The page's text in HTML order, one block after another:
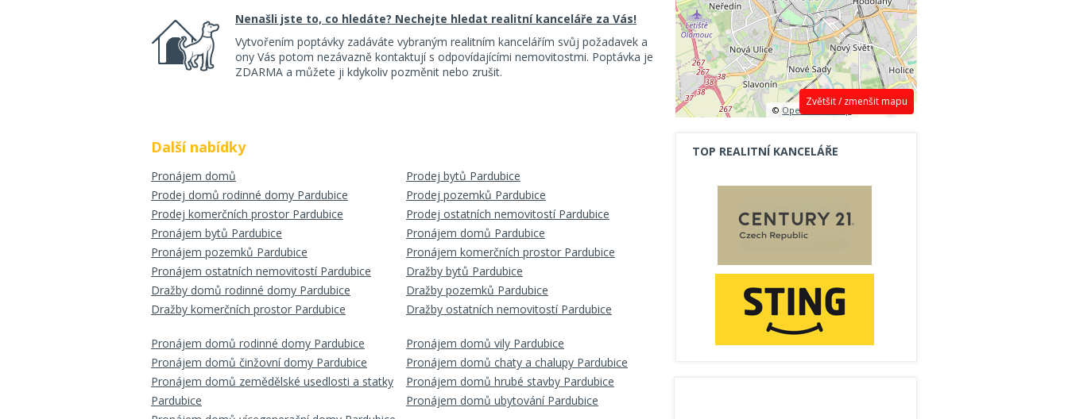
Nenašli jste to, co hledáte? Nechejte hledat realitní kanceláře za Vás!
Vytvořením poptávky zadáváte vybraným realitním kancelářím svůj požadavek a
ony Vás potom nezávazně kontaktují s odpovídajícími nemovitostmi. Poptávka je
ZDARMA a můžete ji kdykoliv pozměnit nebo zrušit.
Další nabídky
Pronájem domů
Prodej bytů Pardubice
Prodej domů rodinné domy Pardubice
Prodej pozemků Pardubice
Prodej komerčních prostor Pardubice
Prodej ostatních nemovitostí Pardubice
Pronájem bytů Pardubice
Pronájem domů Pardubice
Pronájem pozemků Pardubice
Pronájem komerčních prostor Pardubice
Pronájem ostatních nemovitostí Pardubice
Dražby bytů Pardubice
Dražby domů rodinné domy Pardubice
Dražby pozemků Pardubice
Dražby komerčních prostor Pardubice
Dražby ostatních nemovitostí Pardubice
Pronájem domů rodinné domy Pardubice
Pronájem domů vily Pardubice
Pronájem domů činžovní domy Pardubice
Pronájem domů chaty a chalupy Pardubice
Pronájem domů zemědělské usedlosti a statky
Pardubice
Pronájem domů hrubé stavby Pardubice
Pronájem domů ubytování Pardubice
Zvětšit / zmenšit mapu
©OpenStreetMap contributors.
TOP REALITNÍ KANCELÁŘE